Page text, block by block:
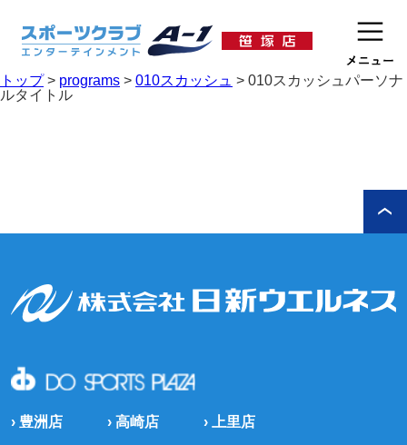
トップ> programs > 010スカッシュ > 010スカッシュパーソナ
ルタイトル
› 豊洲店 › 高崎店 › 上里店